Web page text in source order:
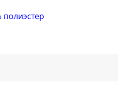
полиэстер